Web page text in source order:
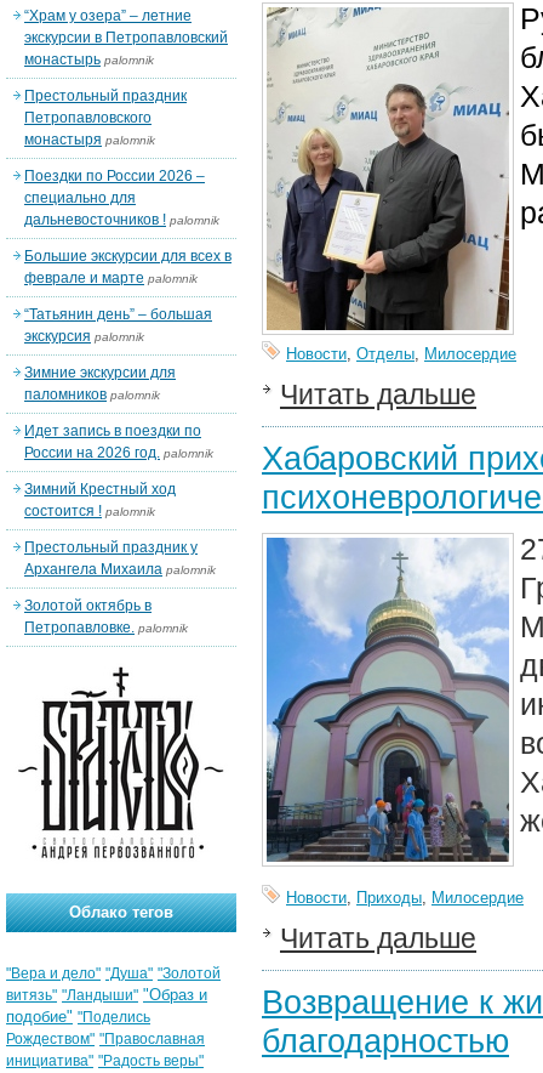
Новости, Отделы, Милосердие
Читать дальше
Хабаровский
Новости, Приходы, Милосердие
Читать дальше
Возвращение к
благодарностью
“Храм у озера” – летние
экскурсии в Петропавловский
монастырь palomnik
Престольный праздник
Петропавловского
монастыря palomnik
Поездки по России 2026 –
специально для
дальневосточников ! palomnik
Большие экскурсии для всех в
феврале и марте palomnik
“Татьянин день” – большая
экскурсия palomnik
Зимние экскурсии для
паломников palomnik
Идет запись в поездки по
России на 2026 год. palomnik
Зимний Крестный ход
состоится ! palomnik
Престольный праздник у
Архангела Михаила palomnik
Золотой октябрь в
Петропавловке. palomnik
Облако тегов
"Вера и дело" "Душа" "Золотой
витязь" "Ландыши" "Образ и
подобие" "Поделись
Рождеством" "Православная
инициатива" "Радость веры"